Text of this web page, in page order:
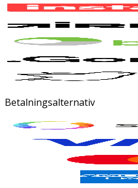
Betalningsalternativ